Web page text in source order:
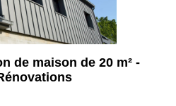
de maison de 20 m² -